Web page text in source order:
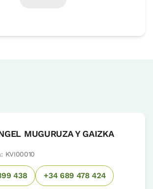
MUGURUZA Y GAIZKA
KVI00010
438 +34 689 478 424